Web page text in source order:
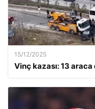
15/12/2025
Vinç kazası: 13 araca